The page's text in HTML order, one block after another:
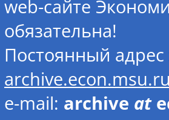
web-сайте
обязательна!
Постоянный
e-mail: archive at